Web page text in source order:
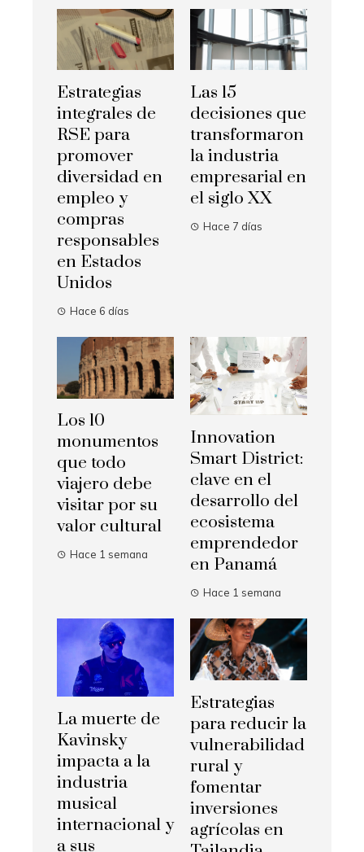
Estrategias
integrales de
RSE para
promover
diversidad en
empleo y
compras
responsables
en Estados
Unidos
Hace 6 días
Las 15
decisiones que
transformaron
la industria
empresarial en
el siglo XX
Hace 7 días
Los 10
monumentos
que todo
viajero debe
visitar por su
valor cultural
Hace 1 semana
Innovation
Smart District:
clave en el
desarrollo del
ecosistema
emprendedor
en Panamá
Hace 1 semana
La muerte de
Kavinsky
impacta a la
industria
musical
internacional y
a sus
Estrategias
para reducir la
vulnerabilidad
rural y
fomentar
inversiones
agrícolas en